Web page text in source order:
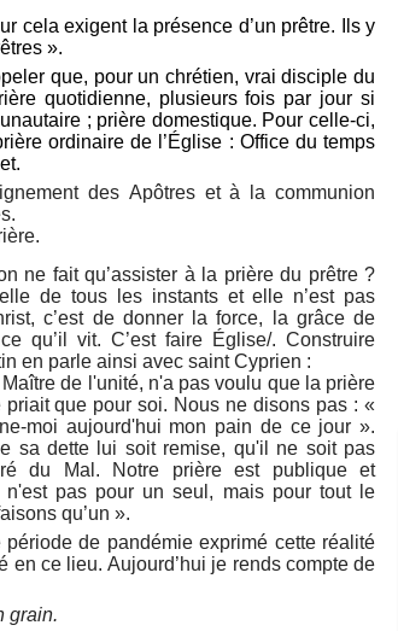
cela exigent la présence d’un prêtre. Ils y
».
que, pour un chrétien, vrai disciple du
quotidienne, plusieurs fois par jour si
; prière domestique. Pour celle-ci,
ordinaire de l’Église : Office du temps
des Apôtres et à la communion
ne fait qu’assister à la prière du prêtre ?
de tous les instants et elle n’est pas
c’est de donner la force, la grâce de
qu’il vit. C’est faire Église/. Construire
en parle ainsi avec saint Cyprien :
de l'unité, n'a pas voulu que la prière
que pour soi. Nous ne disons pas : «
moi aujourd'hui mon pain de ce jour ».
sa dette lui soit remise, qu'il ne soit pas
du Mal. Notre prière est publique et
pas pour un seul, mais pour tout le
qu’un ».
de pandémie exprimé cette réalité
en ce lieu. Aujourd’hui je rends compte de
grain.